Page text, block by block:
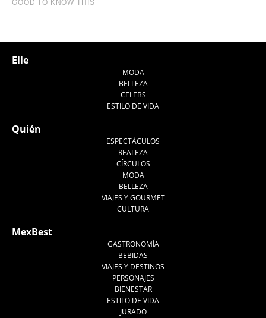
Elle
MODA
BELLEZA
CELEBS
ESTILO DE VIDA
Quién
ESPECTÁCULOS
REALEZA
CÍRCULOS
MODA
BELLEZA
VIAJES Y GOURMET
CULTURA
MexBest
GASTRONOMÍA
BEBIDAS
VIAJES Y DESTINOS
PERSONAJES
BIENESTAR
ESTILO DE VIDA
JURADO